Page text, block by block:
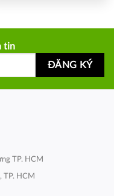
tin
TP. HCM
TP. HCM